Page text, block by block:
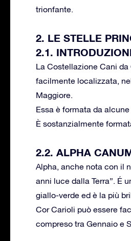
trionfante.
2. LE STELLE
2.1.
La Costellazione Cani
facilmente localizzata,
Maggiore.
Essa è formata da
È sostanzialmente
2.2. ALPHA
Alpha, anche nota con il
anni luce dalla Terra”. É
giallo-verde ed è la più
Cor Carioli può essere
compreso tra Gennaio e